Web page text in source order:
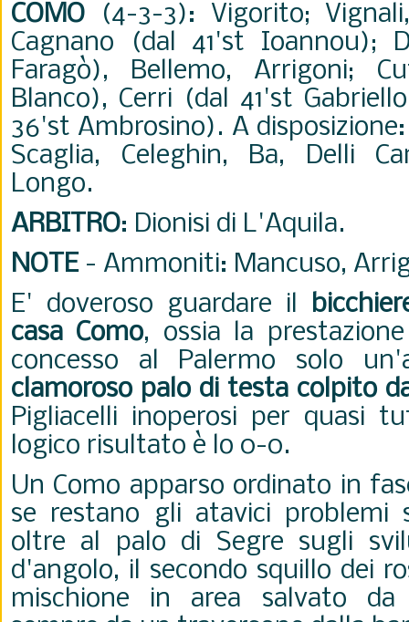
COMO (4-3-3): Vigorito;
Cagnano (dal 41'st Ioannou);
Faragò), Bellemo, Arrigoni;
Blanco), Cerri (dal 41'st
36'st Ambrosino). A
Scaglia, Celeghin, Ba, Delli
Longo.
ARBITRO: Dionisi di L'Aquila.
NOTE - Ammoniti: Mancuso,
E' doveroso guardare il
casa Como, ossia la
concesso al Palermo solo
clamoroso palo di testa colpito
Pigliacelli inoperosi per quasi
logico risultato è lo 0-0.
Un Como apparso ordinato in
se restano gli atavici problemi
oltre al palo di Segre sugli
d'angolo, il secondo squillo dei
mischione in area salvato da